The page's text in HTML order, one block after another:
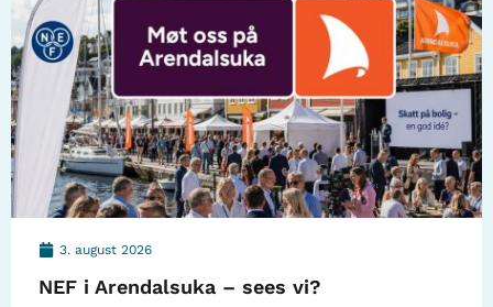
3. august 2026
NEF i Arendalsuka – sees vi?